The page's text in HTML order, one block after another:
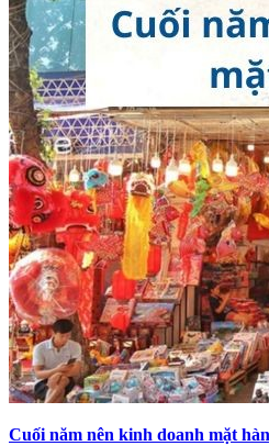
Cuối năm nên kinh doanh mặt